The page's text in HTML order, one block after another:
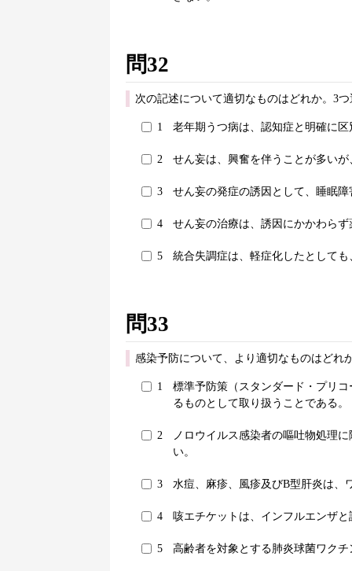
問32
次の記述について適切なものはどれか。3
1 老年期うつ病は、認知症と明確に
2 せん妄は、興奮を伴うことが多い
3 せん妄の発症の誘因として、睡眠
4 せん妄の治療は、誘因にかかわら
5 統合失調症は、軽症化したとして
問33
感染予防について、より適切なものはどれ
1
標準予防策（スタンダード・プリ
るものとして取り扱うことである。
2
ノロウイルス感染者の嘔吐物処理
い。
3 水痘、麻疹、風疹及びB型肝炎は、
4 咳エチケットは、インフルエンザ
5 高齢者を対象とする肺炎球菌ワク